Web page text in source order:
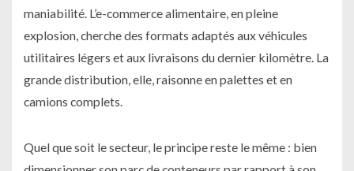
maniabilité. L’e-commerce alimentaire, en pleine
explosion, cherche des formats adaptés aux véhicules
utilitaires légers et aux livraisons du dernier kilomètre. La
grande distribution, elle, raisonne en palettes et en
camions complets.
Quel que soit le secteur, le principe reste le même : bien